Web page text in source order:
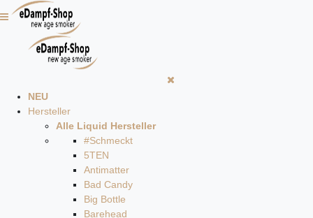
NEU
Hersteller
Alle Liquid Hersteller
#Schmeckt
5TEN
Antimatter
Bad Candy
Big Bottle
Barehead